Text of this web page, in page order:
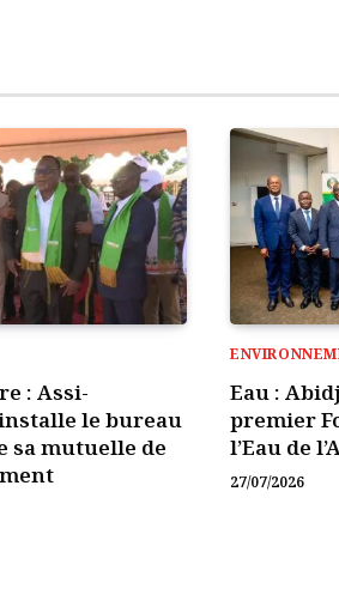
: Assi-
le bureau
sa mutuelle de
Eau :
premier
l’Eau de
27/07/2026